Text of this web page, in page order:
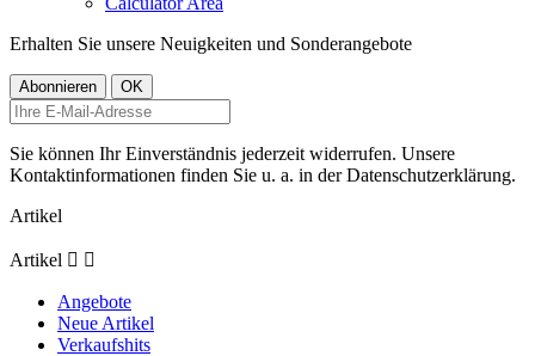
Erhalten Sie unsere Neuigkeiten und Sonderangebote
Sie können Ihr Einverständnis jederzeit widerrufen. Unsere
Kontaktinformationen finden Sie u. a. in der Datenschutzerklärung.
Artikel
Artikel  
Angebote
Neue Artikel
Verkaufshits